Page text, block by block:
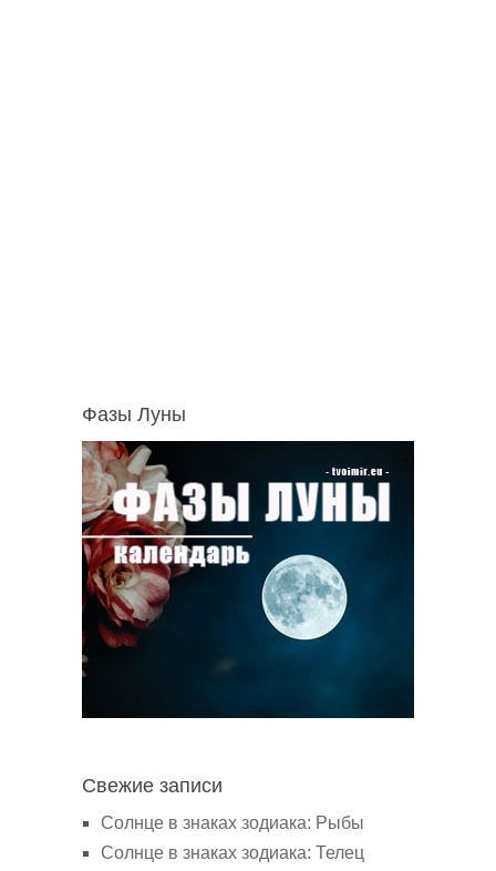
Фазы Луны
Свежие записи
Солнце в знаках зодиака: Рыбы
Солнце в знаках зодиака: Телец